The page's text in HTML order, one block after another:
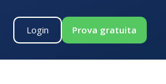
Login Prova gratuita